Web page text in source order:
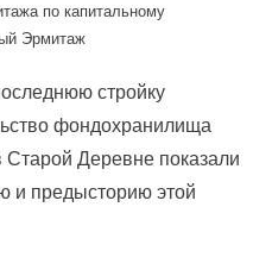
по капитальному
Эрмитаж
стройку
фондохранилища
Старой Деревне показали
и предысторию этой